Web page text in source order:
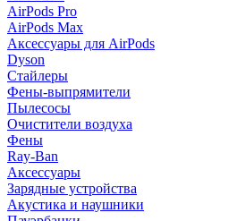
AirPods Pro
AirPods Max
Аксессуары для AirPods
Dyson
Стайлеры
Фены-выпрямители
Пылесосы
Очистители воздуха
Фены
Ray-Ban
Аксессуары
Зарядные устройства
Акустика и наушники